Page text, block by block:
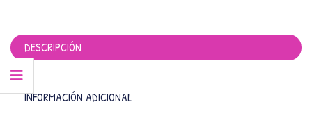
DESCRIPCIÓN
INFORMACIÓN ADICIONAL